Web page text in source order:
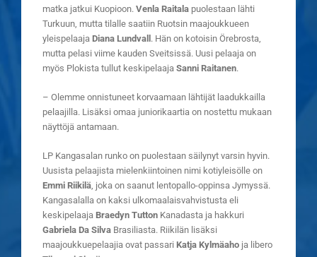
matka jatkui Kuopioon. Venla Raitala puolestaan lähti
Turkuun, mutta tilalle saatiin Ruotsin maajoukkueen
yleispelaaja Diana Lundvall. Hän on kotoisin Örebrosta,
mutta pelasi viime kauden Sveitsissä. Uusi pelaaja on
myös Plokista tullut keskipelaaja Sanni Raitanen.
– Olemme onnistuneet korvaamaan lähtijät laadukkailla
pelaajilla. Lisäksi omaa juniorikaartia on nostettu mukaan
näyttöjä antamaan.
LP Kangasalan runko on puolestaan säilynyt varsin hyvin.
Uusista pelaajista mielenkiintoinen nimi kotiyleisölle on
Emmi Riikilä , joka on saanut lentopallo-oppinsa Jymyssä.
Kangasalalla on kaksi ulkomaalaisvahvistusta eli
keskipelaaja Braedyn Tutton Kanadasta ja hakkuri
Gabriela Da Silva Brasiliasta. Riikilän lisäksi
maajoukkuepelaajia ovat passari Katja Kylmäaho ja libero